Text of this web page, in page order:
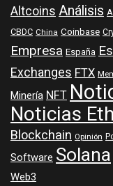
AltcoinsAnálisis
CBDC China Coinbase
Empresa España
ExchangesFTX
MineríaNFT
Noticias
Blockchain Opinión
SoftwareSolana
Web3